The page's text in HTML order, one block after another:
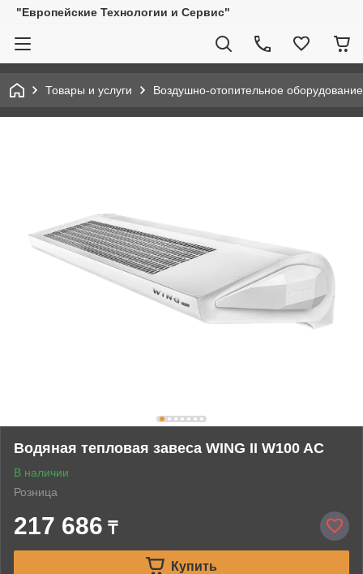
"Европейские Технологии и Сервис"
Товары и услуги Воздушно-отопительное оборудование
Водяная тепловая завеса WING II W100 AC
В наличии
Розница
217 686 ₸
Купить